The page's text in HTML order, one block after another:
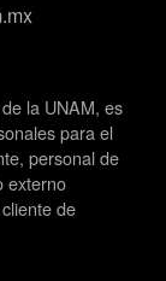
la UNAM, es
para el
personal de
externo
de